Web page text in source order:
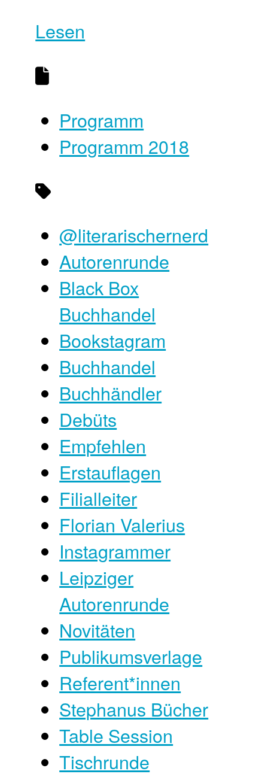
Lesen
Programm
Programm 2018
@literarischernerd
Autorenrunde
Black Box
Buchhandel
Bookstagram
Buchhandel
Buchhändler
Debüts
Empfehlen
Erstauflagen
Filialleiter
Florian Valerius
Instagrammer
Leipziger
Autorenrunde
Novitäten
Publikumsverlage
Referent*innen
Stephanus Bücher
Table Session
Tischrunde